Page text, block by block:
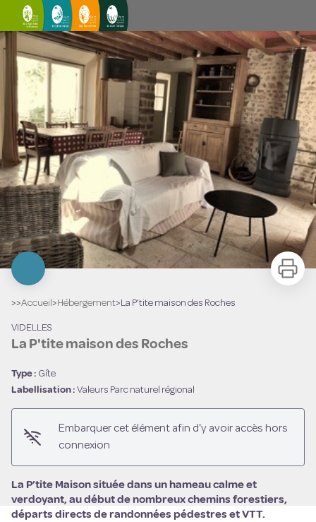
La P'tite maison des Roches
Voir l'image en plein écran
Imprimer
>>Accueil > Hébergement> La P'tite maison des Roches
VIDELLES
La P'tite maison des Roches
Type : Gîte
Labellisation : Valeurs Parc naturel régional
Embarquer cet élément afin d'y avoir accès hors
connexion
La P’tite Maison située dans un hameau calme et
verdoyant, au début de nombreux chemins forestiers,
départs directs de randonnées pédestres et VTT.